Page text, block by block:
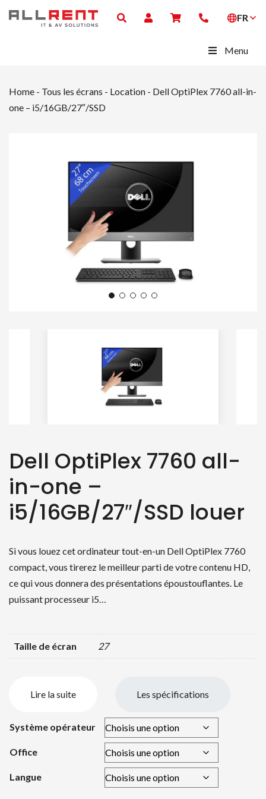
FR
Menu
Home - Tous les écrans - Location - Dell OptiPlex 7760 all-in-
one – i5/16GB/27″/SSD
Dell OptiPlex 7760 all-
in-one –
i5/16GB/27″/SSD louer
Si vous louez cet ordinateur tout-en-un Dell OptiPlex 7760
compact, vous tirerez le meilleur parti de votre contenu HD,
ce qui vous donnera des présentations époustouflantes. Le
puissant processeur i5…
Taille de écran 27
Lire la suite Les spécifications
Système opérateur
Office
Langue